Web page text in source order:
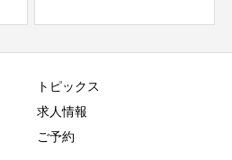
トピックス
求人情報
ご予約